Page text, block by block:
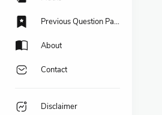
Previous Question Papers
About
Contact
Disclaimer